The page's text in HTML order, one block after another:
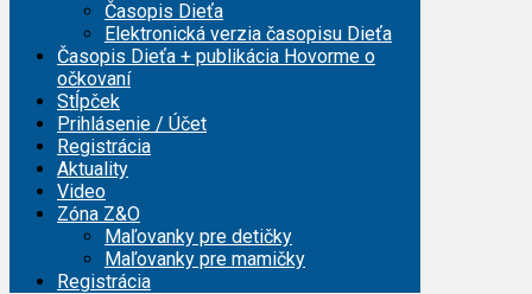
Časopis Dieťa
Elektronická verzia časopisu Dieťa
Časopis Dieťa + publikácia Hovorme o
očkovaní
Stĺpček
Prihlásenie / Účet
Registrácia
Aktuality
Video
Zóna Z&O
Maľovanky pre detičky
Maľovanky pre mamičky
Registrácia